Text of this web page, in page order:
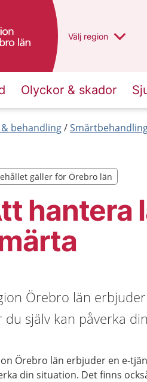
Du har valt region
Välj en annan
region
Olyckor & skador
behandling
hantera
gäller för Örebro län
gäller för Örebro län
Örebro län
du själv kan påverka
Örebro län erbjuder en e-
din situation. Det finns